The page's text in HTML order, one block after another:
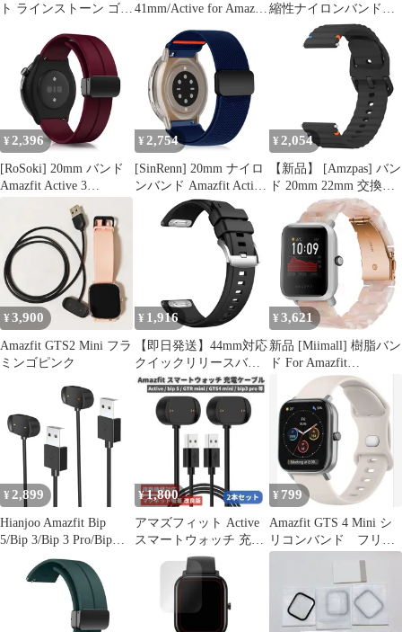
ト ラインストーン ゴー
41mm/Active for Amazfit
42mm/gtr mini/gts4
Classic/5/5 mini 6/6 for
Huawei Watch watch
Galaxy
縮性ナイロンバンド
Amazfit Active 2
(Square)/Active/GTR
Mini/GTS 4/4 Mini/GTS
3/2/2e対応 交換ベルト
柔軟 通気 男女兼用 磁
気バックル マグネット
弾性
¥ 2,396
[RoSoki] 20mm バンド
Amazfit Active 3
Premium/Amazfit Active
2/2 Square/Active/GTR
Mini/GTS 4 Mini/GTS 4
/ Bip 3 /Bip 3 Pro 対応
バ ...
¥ 2,754
[SinRenn] 20mm ナイロ
ンバンド Amazfit Active
2/3 Premium
¥ 2,054
【新品】 [Amzpas] バン
ド 20mm 22mm 交換ベ
ルト 柔らかい シリコン
バンド 調節可能 防水
替え スポーツループ 軽
量 通気性 調整簡単
(20mm,ブラック) 1
¥3,900
Amazfit GTS2 Mini フラ
ミンゴピンク
¥ 1,916
【即日発送】44mm対応
クイックリリースバン
ド20mm 40mm Huawei
Watch Watch GT3/GT2
42mm/Garmin 7/6/5/4/FE
Vivoactive Galaxy
6/Amazfit Active2/GTR
¥ 3,621
新品 [Miimall] 樹脂バン
ド For Amazfit
GTS/Amazfit Bip U バン
ド かわいい 20mm通用
バンド Amazfit GTR
42mm 交換バンド オシ
ャレ 樹脂材質 調節可能
Amazfit BIP S 交換バン
ド(フラワー
¥ 2,899
Hianjoo Amazfit Bip
5/Bip 3/Bip 3 Pro/Bip
U/Bip U Pro 対応 充電
ケーブル、Amazfit GTS
4 Mini/GTS 2/GTS
2e/GTS 2 mini 対応 USB
充電器、Amazfit GTR
¥1,800
アマズフィット Active
スマートウォッチ 充電
ケーブル2本 E514
¥ 799
Amazfit GTS 4 Mini シ
リコンバンド フリー
サイズ